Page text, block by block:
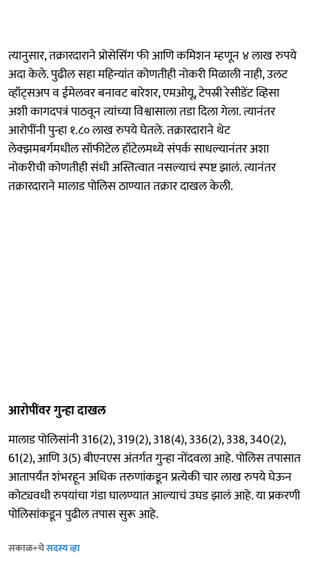
त्यानुसार, तक्रारदाराने प्रोसेसिंग फी आणि कमिशन म्हणून ४ लाख रुपये
अदा केले. पुढील सहा महिन्यांत कोणतीही नोकरी मिळाली नाही, उलट
व्हॉट्सअप व ईमेलवर बनावट बारेशर, एमओयू, टेपस्री रेसीडेंट व्हिसा
अशी कागदपत्रं पाठवून त्यांच्या विश्वासाला तडा दिला गेला. त्यानंतर
आरोपींनी पुन्हा १.८० लाख रुपये घेतले. तक्रारदाराने थेट
लेक्झमबर्गमधील सॉफीटेल हॉटेलमध्ये संपर्क साधल्यानंतर अशा
नोकरीची कोणतीही संधी अस्तित्वात नसल्याचं स्पष्ट झालं. त्यानंतर
तक्रारदाराने मालाड पोलिस ठाण्यात तक्रार दाखल केली.
आरोपींवर गुन्हा दाखल
मालाड पोलिसांनी 316(2), 319(2), 318(4), 336(2), 338, 340(2),
61(2), आणि 3(5) बीएनएस अंतर्गत गुन्हा नोंदवला आहे. पोलिस तपासात
आतापर्यंत शंभरहून अधिक तरुणांकडून प्रत्येकी चार लाख रुपये घेऊन
कोट्यवधी रुपयांचा गंडा घालण्यात आल्याचं उघड झालं आहे. या प्रकरणी
पोलिसांकडून पुढील तपास सुरू आहे.
सकाळ+चेसदस्य व्हा